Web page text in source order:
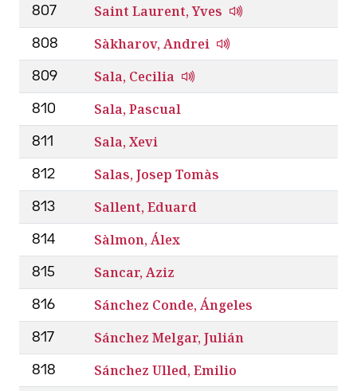
807 Saint Laurent, Yves
808 Sàkharov, Andrei
809 Sala, Cecilia
810 Sala, Pascual
811 Sala, Xevi
812 Salas, Josep Tomàs
813 Sallent, Eduard
814 Sàlmon, Álex
815 Sancar, Aziz
816 Sánchez Conde, Ángeles
817 Sánchez Melgar, Julián
818 Sánchez Ulled, Emilio